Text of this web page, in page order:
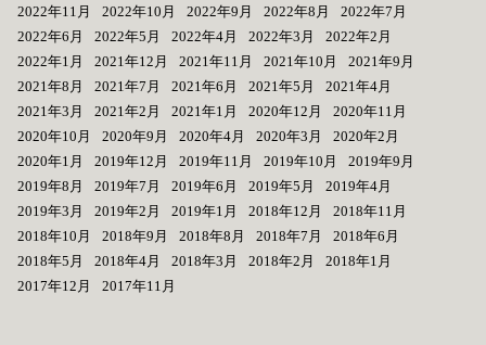
2022年11月
2022年10月 2022年9月 2022年8月
2022年7月
2022年6月
2022年5月 2022年4月 2022年3月
2022年2月
2022年1月
2021年12月 2021年11月 2021年10月
2021年9月
2021年8月
2021年7月 2021年6月 2021年5月
2021年4月
2021年3月
2021年2月 2021年1月 2020年12月
2020年11月
2020年10月
2020年9月 2020年4月 2020年3月
2020年2月
2020年1月
2019年12月 2019年11月 2019年10月
2019年9月
2019年8月
2019年7月 2019年6月 2019年5月
2019年4月
2019年3月
2019年2月 2019年1月 2018年12月
2018年11月
2018年10月
2018年9月 2018年8月 2018年7月
2018年6月
2018年5月
2018年4月 2018年3月 2018年2月
2018年1月
2017年12月
2017年11月